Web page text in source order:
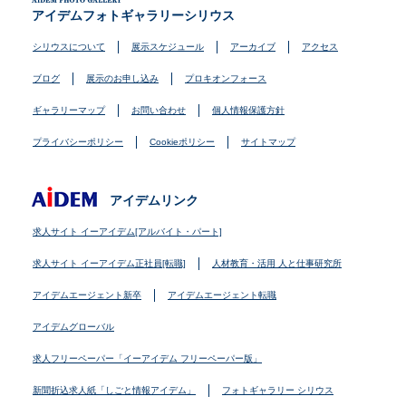
アイデムフォトギャラリーシリウス
シリウスについて 展示スケジュール アーカイブ アクセス
ブログ 展示のお申し込み プロキオンフォース
ギャラリーマップ お問い合わせ 個人情報保護方針
プライバシーポリシー Cookieポリシー サイトマップ
アイデムリンク
求人サイト イーアイデム[アルバイト・パート]
求人サイト イーアイデム正社員[転職] 人材教育・活用 人と仕事研究所
アイデムエージェント新卒 アイデムエージェント転職
アイデムグローバル
求人フリーペーパー「イーアイデム フリーペーパー版」
新聞折込求人紙「しごと情報アイデム」 フォトギャラリー シリウス